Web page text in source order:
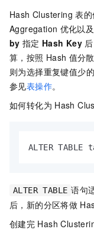
Hash Clustering 表
Aggregation 优化以
by 指定 Hash Key
算，按照 Hash 值分
则为选择重复键值少
参见表操作。
如何转化为 Hash
ALTER
ALTER TABLE 语句
后，新的分区将做
创建完 Hash